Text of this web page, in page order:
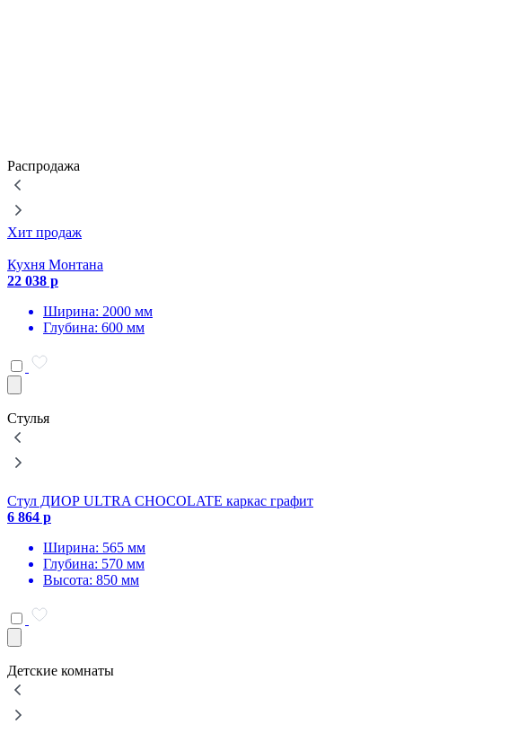
Распродажа
Хит продаж
Кухня Монтана
22 038 р
Ширина: 2000 мм
Глубина: 600 мм
Стулья
Стул ДИОР ULTRA CHOCOLATE каркас графит
6 864 р
Ширина: 565 мм
Глубина: 570 мм
Высота: 850 мм
Детские комнаты